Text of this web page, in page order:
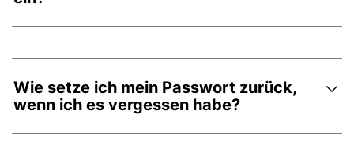
Wie setze ich mein Passwort zurück,
wenn ich es vergessen habe?